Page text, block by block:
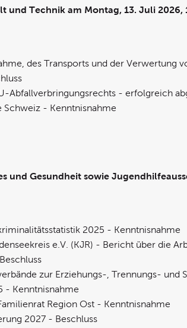
und Technik am Montag, 13. Juli 2026,
des Transports und der Verwertung
Abfallverbringungsrechts - erfolgreich
Schweiz - Kenntnisnahme
und Gesundheit sowie
2025 - Kenntnisnahme
e.V. (KJR) - Bericht über die
zur Erziehungs-, Trennungs- und
- Kenntnisnahme
Region Ost - Kenntnisnahme
2027 - Beschluss